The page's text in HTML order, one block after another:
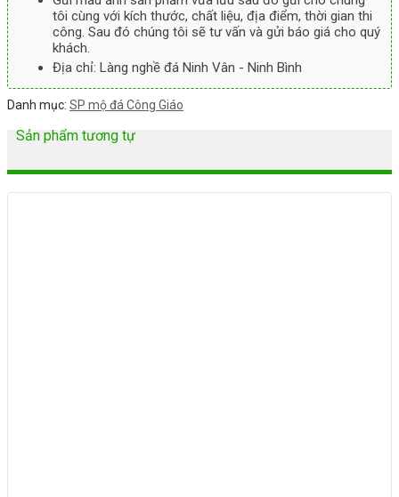
tôi cùng với kích thước, chất liệu, địa điểm, thời gian thi
công. Sau đó chúng tôi sẽ tư vấn và gửi báo giá cho quý
khách.
Địa chỉ: Làng nghề đá Ninh Vân - Ninh Bình
Danh mục: SP mộ đá Công Giáo
Sản phẩm tương tự